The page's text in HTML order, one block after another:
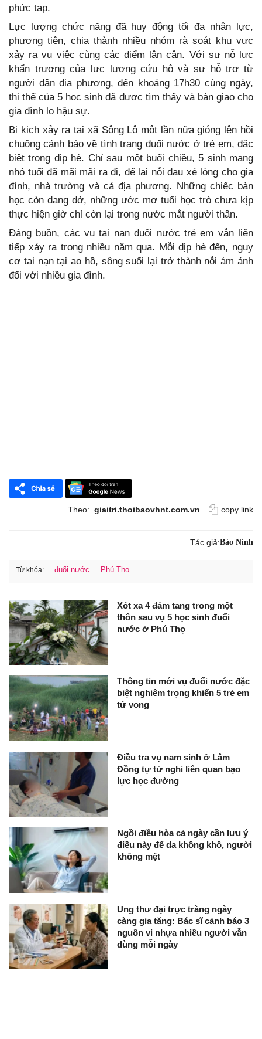
phức tạp.
Lực lượng chức năng đã huy động tối đa nhân lực,
phương tiện, chia thành nhiều nhóm rà soát khu vực
xảy ra vụ việc cùng các điểm lân cận. Với sự nỗ lực
khẩn trương của lực lượng cứu hộ và sự hỗ trợ từ
người dân địa phương, đến khoảng 17h30 cùng ngày,
thi thể của 5 học sinh đã được tìm thấy và bàn giao cho
gia đình lo hậu sự.
Bi kịch xảy ra tại xã Sông Lô một lần nữa gióng lên hồi
chuông cảnh báo về tình trạng đuối nước ở trẻ em, đặc
biệt trong dịp hè. Chỉ sau một buổi chiều, 5 sinh mạng
nhỏ tuổi đã mãi mãi ra đi, để lại nỗi đau xé lòng cho gia
đình, nhà trường và cả địa phương. Những chiếc bàn
học còn dang dở, những ước mơ tuổi học trò chưa kịp
thực hiện giờ chỉ còn lại trong nước mắt người thân.
Đáng buồn, các vụ tai nạn đuối nước trẻ em vẫn liên
tiếp xảy ra trong nhiều năm qua. Mỗi dịp hè đến, nguy
cơ tai nạn tại ao hồ, sông suối lại trở thành nỗi ám ảnh
đối với nhiều gia đình.
Theo: giaitri.thoibaovhnt.com.vn copy link
Tác giả:Bảo Ninh
Từ khóa: đuối nước Phú Thọ
Xót xa 4 đám tang trong một
thôn sau vụ 5 học sinh đuối
nước ở Phú Thọ
Thông tin mới vụ đuối nước đặc
biệt nghiêm trọng khiến 5 trẻ em
tử vong
Điều tra vụ nam sinh ở Lâm
Đồng tự tử nghi liên quan bạo
lực học đường
Ngồi điều hòa cả ngày cần lưu ý
điều này để da không khô, người
không mệt
Ung thư đại trực tràng ngày
càng gia tăng: Bác sĩ cảnh báo 3
nguồn vi nhựa nhiều người vẫn
dùng mỗi ngày